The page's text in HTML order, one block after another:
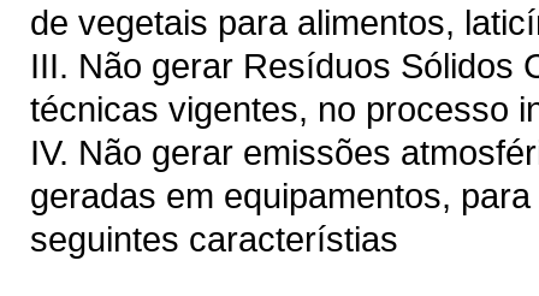
de vegetais para alimentos,
III. Não gerar Resíduos Sólidos
técnicas vigentes, no processo
IV. Não gerar emissões
geradas em equipamentos,
seguintes característias